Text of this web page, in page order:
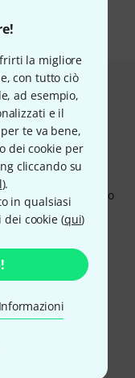
la migliore
con tutto ciò
ad esempio,
e il
te va bene,
dei cookie per
cliccando su
).
in qualsiasi
cookie (qui)
consegna, Bonifico
Ora,Klarna